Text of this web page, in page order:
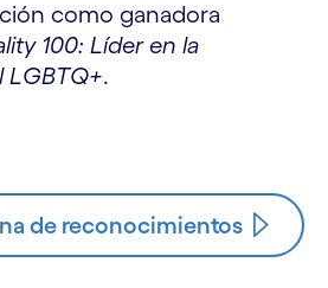
como ganadora
100: Líder en la
LGBTQ+.
de reconocimientos